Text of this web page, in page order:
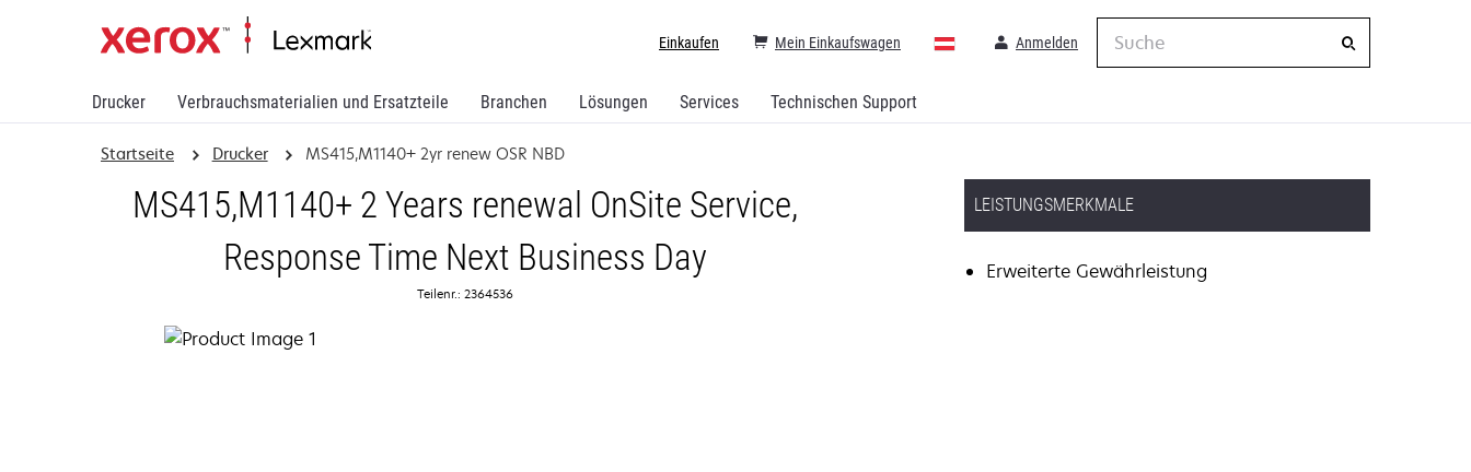
Drucker Verbrauchsmaterialien und Ersatzteile Branchen Lösungen Services Technischen Support
Einkaufen Anmelden
Mein Einkaufswagen
Suche
Startseite Drucker MS415,M1140+ 2yr renew OSR NBD
MS415,M1140+ 2 Years renewal OnSite Service,
Response Time Next Business Day
Teilenr.: 2364536
LEISTUNGSMERKMALE
Erweiterte Gewährleistung